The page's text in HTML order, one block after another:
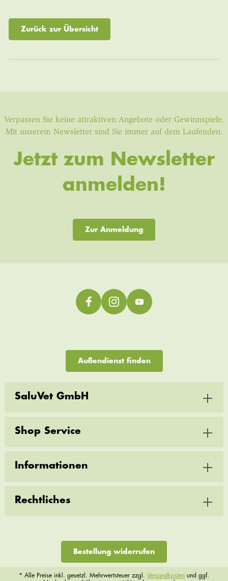
Zurück zur Übersicht
Verpassen Sie keine attraktiven Angebote oder Gewinnspiele.
Mit unserem Newsletter sind Sie immer auf dem Laufenden.
Jetzt zum Newsletter
anmelden!
Zur Anmeldung
Außendienst finden
SaluVet GmbH
Shop Service
Informationen
Rechtliches
Bestellung widerrufen
* Alle Preise inkl. gesetzl. Mehrwertsteuer zzgl. Versandkosten und ggf.